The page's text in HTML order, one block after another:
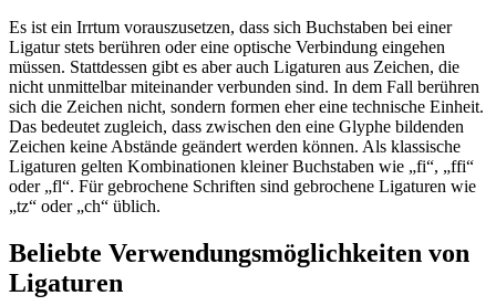
Es ist ein Irrtum vorauszusetzen, dass sich Buchstaben bei einer
Ligatur stets berühren oder eine optische Verbindung eingehen
müssen. Stattdessen gibt es aber auch Ligaturen aus Zeichen, die
nicht unmittelbar miteinander verbunden sind. In dem Fall berühren
sich die Zeichen nicht, sondern formen eher eine technische Einheit.
Das bedeutet zugleich, dass zwischen den eine Glyphe bildenden
Zeichen keine Abstände geändert werden können. Als klassische
Ligaturen gelten Kombinationen kleiner Buchstaben wie „fi“, „ffi“
oder „fl“. Für gebrochene Schriften sind gebrochene Ligaturen wie
„tz“ oder „ch“ üblich.
Beliebte Verwendungsmöglichkeiten von
Ligaturen